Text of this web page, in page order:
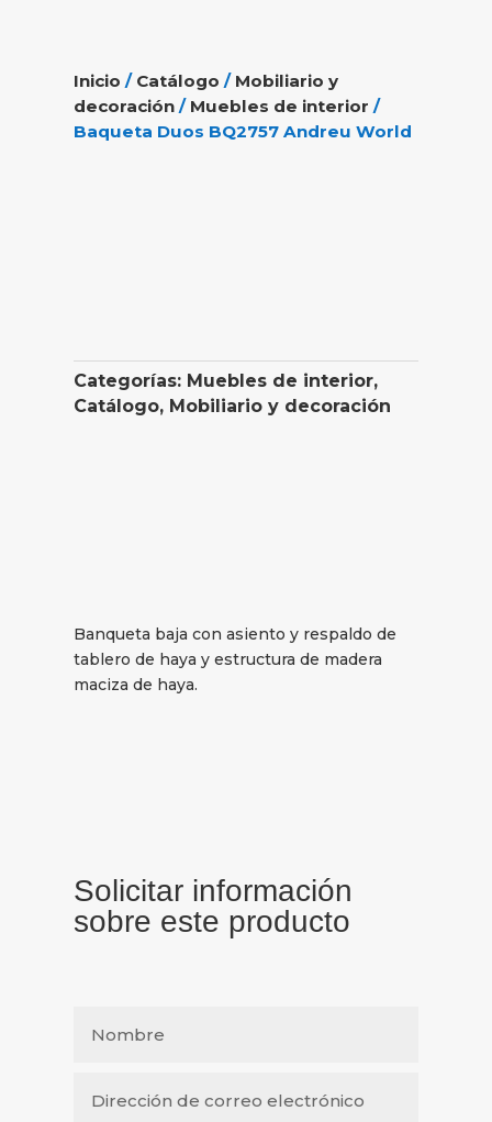
Inicio / Catálogo / Mobiliario y
decoración / Muebles de interior /
Baqueta Duos BQ2757 Andreu World
Categorías: Muebles de interior,
Catálogo, Mobiliario y decoración
Banqueta baja con asiento y respaldo de
tablero de haya y estructura de madera
maciza de haya.
Solicitar información
sobre este producto